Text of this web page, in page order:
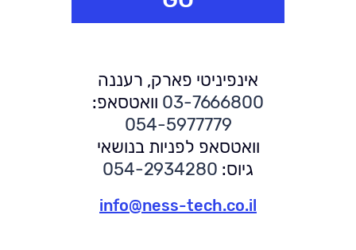
אינפיניטי פארק, רעננה
03-7666800 וואטסאפ:
054-5977779
וואטסאפ לפניות בנושאי
גיוס: 054-2934280
info@ness-tech.co.il